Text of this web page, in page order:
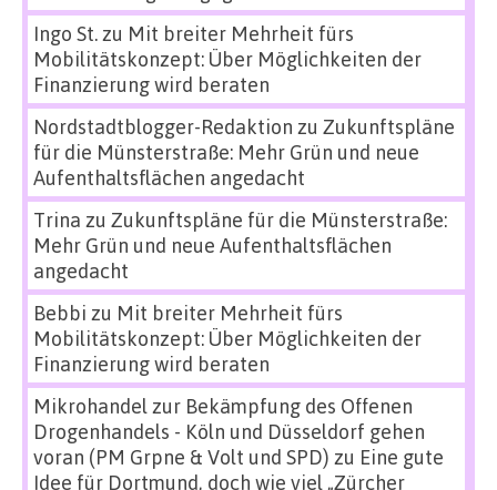
Ingo St.zu Mit breiter Mehrheit fürs
Mobilitätskonzept: Über Möglichkeiten der
Finanzierung wird beraten
Nordstadtblogger-Redaktion zu Zukunftspläne
für die Münsterstraße: Mehr Grün und neue
Aufenthaltsflächen angedacht
Trina zu Zukunftspläne für die Münsterstraße:
Mehr Grün und neue Aufenthaltsflächen
angedacht
Bebbi zu Mit breiter Mehrheit fürs
Mobilitätskonzept: Über Möglichkeiten der
Finanzierung wird beraten
Mikrohandel zur Bekämpfung des Offenen
Drogenhandels - Köln und Düsseldorf gehen
voran (PM Grpne & Volt und SPD) zu Eine gute
Idee für Dortmund, doch wie viel „Zürcher